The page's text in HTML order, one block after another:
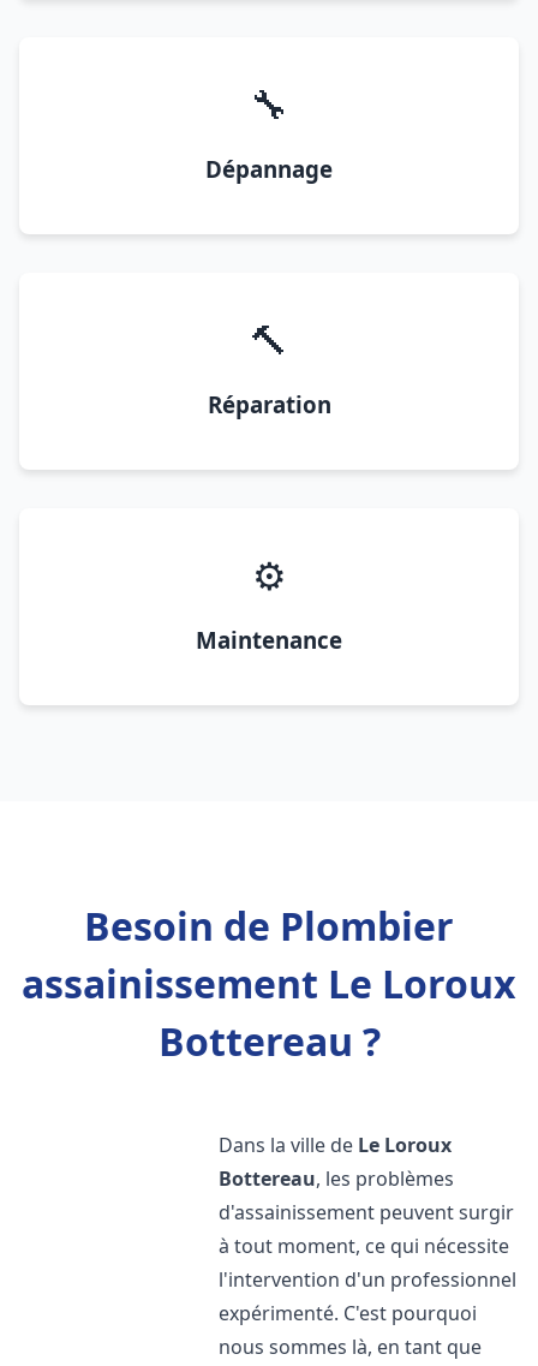
🔧
Dépannage
🔨
Réparation
⚙️
Maintenance
Besoin de Plombier
assainissement Le Loroux
Bottereau ?
Dans la ville de Le Loroux
Bottereau, les problèmes
d'assainissement peuvent surgir
à tout moment, ce qui nécessite
l'intervention d'un professionnel
expérimenté. C'est pourquoi
nous sommes là, en tant que